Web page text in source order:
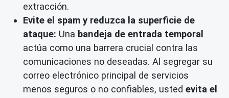
extracción.
Evite el spam y reduzca la superficie de
ataque: Una bandeja de entrada temporal
actúa como una barrera crucial contra las
comunicaciones no deseadas. Al segregar su
correo electrónico principal de servicios
menos seguros o no confiables, usted evita el